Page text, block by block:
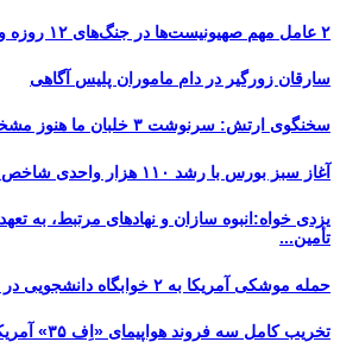
۲ عامل مهم صهیونیست‌ها در جنگ‌های ۱۲ روزه و ۴۰ روزه اعدام شدند
سارقان زورگیر در دام ماموران پلیس آگاهی
سخنگوی ارتش: سرنوشت ۳ خلبان ما هنوز مشخص نیست
آغاز سبز بورس با رشد ۱۱۰ هزار واحدی شاخص کل
یزدی خواه:انبوه سازان و نهادهای مرتبط، به
تأمین...
حمله موشکی آمریکا به ۲ خوابگاه دانشجویی در اهواز
تخریب کامل سه فروند هواپیمای «اِف ۳۵» آمریکا توسط سپاه